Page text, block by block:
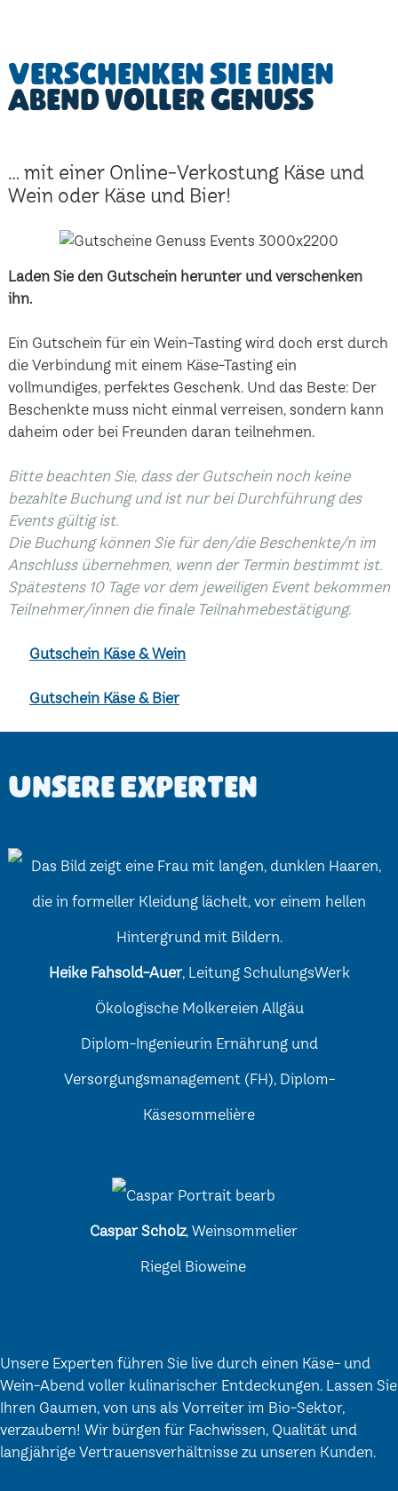
Verschenken Sie einen
Abend voller Genuss
... mit einer Online-Verkostung Käse und
Wein oder Käse und Bier!
Laden Sie den Gutschein herunter und verschenken
ihn.
Ein Gutschein für ein Wein-Tasting wird doch erst durch
die Verbindung mit einem Käse-Tasting ein
vollmundiges, perfektes Geschenk. Und das Beste: Der
Beschenkte muss nicht einmal verreisen, sondern kann
daheim oder bei Freunden daran teilnehmen.
Bitte beachten Sie, dass der Gutschein noch keine
bezahlte Buchung und ist nur bei Durchführung des
Events gültig ist.
Die Buchung können Sie für den/die Beschenkte/n im
Anschluss übernehmen, wenn der Termin bestimmt ist.
Spätestens 10 Tage vor dem jeweiligen Event bekommen
Teilnehmer/innen die finale Teilnahmebestätigung.
Gutschein Käse & Wein
Gutschein Käse & Bier
Unsere Experten
Heike Fahsold-Auer, Leitung SchulungsWerk
Ökologische Molkereien Allgäu
Diplom-Ingenieurin Ernährung und
Versorgungsmanagement (FH), Diplom-
Käsesommelière
Caspar Scholz, Weinsommelier
Riegel Bioweine
Unsere Experten führen Sie live durch einen Käse- und
Wein-Abend voller kulinarischer Entdeckungen. Lassen Sie
Ihren Gaumen, von uns als Vorreiter im Bio-Sektor,
verzaubern! Wir bürgen für Fachwissen, Qualität und
langjährige Vertrauensverhältnisse zu unseren Kunden.